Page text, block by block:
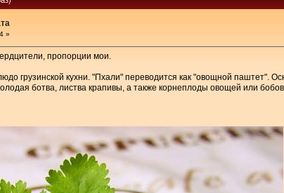
»
пропорции мои.
грузинской кухни. "Пхали" переводится как "овощной паштет".
ботва, листва крапивы, а также корнеплоды овощей или